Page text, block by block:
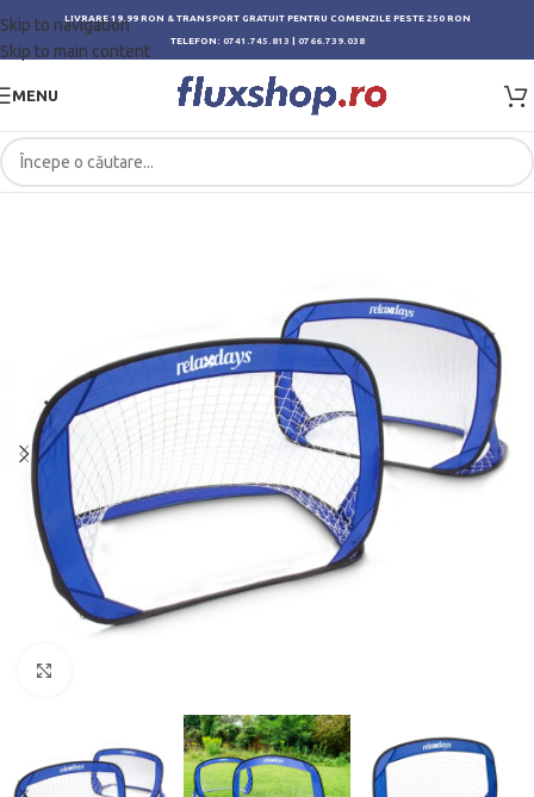
Skip to navigation
Skip to main content
LIVRARE 19.99 RON & TRANSPORT GRATUIT PENTRU COMENZILE PESTE 250 RON
TELEFON: 0741.745.813 0766.739.038
MENU